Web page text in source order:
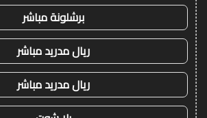
برشلونة مباشر
ريال مدريد مباشر
ريال مدريد مباشر